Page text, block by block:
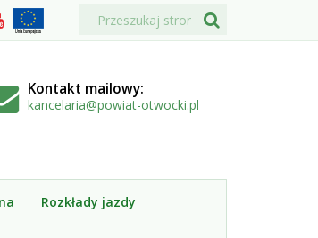
Youtube
Projekty
Unii
Wyszukiwarka
Formularz
wyszukiwania
Wyszukiwana
fraza:
Szukaj
Kontakt mailowy:
kancelaria@powiat-otwocki.pl
Rozkłady jazdy